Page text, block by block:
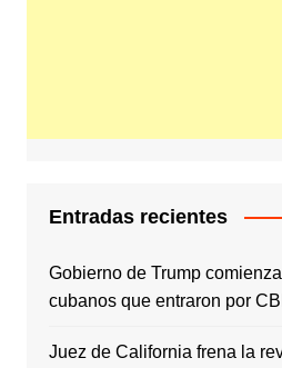
Entradas recientes
Gobierno de Trump
cubanos que entraron por
Juez de California frena la